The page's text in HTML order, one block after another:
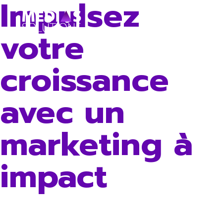
Skip
Impulsez
votre
croissance
avec un
marketing à
impact